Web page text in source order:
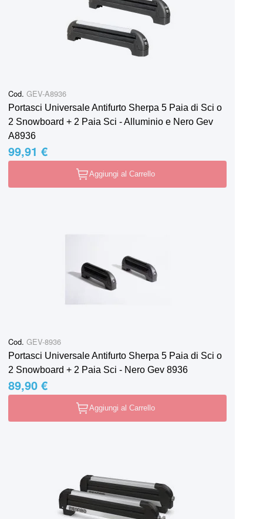
Cod. GEV-A8936
Portasci Universale Antifurto Sherpa 5 Paia di Sci o
2 Snowboard + 2 Paia Sci - Alluminio e Nero Gev
A8936
99,91 €
Aggiungi al Carrello
Cod. GEV-8936
Portasci Universale Antifurto Sherpa 5 Paia di Sci o
2 Snowboard + 2 Paia Sci - Nero Gev 8936
89,90 €
Aggiungi al Carrello